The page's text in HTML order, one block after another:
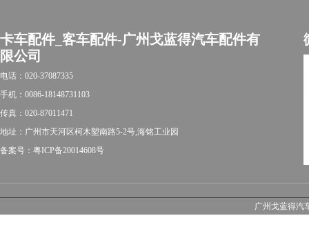
卡车配件_客车配件-广州戈蓝得汽车配件有
限公司
电话：020-37087335
手机：0086-18148731103
传真：020-87011471
地址：广州市天河区柯木塱南路5-2号,海铭工业园
备案号：粤ICP备20014608号
广州戈蓝得汽